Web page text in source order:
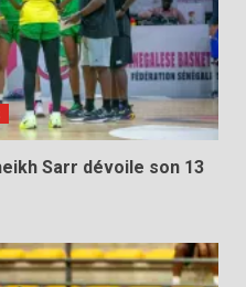
Sarr dévoile son 13